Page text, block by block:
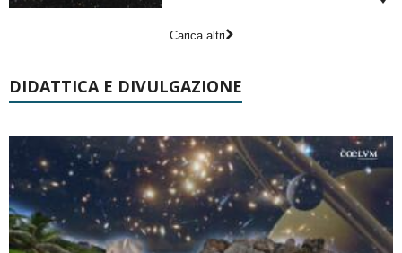
Carica altri
DIDATTICA E DIVULGAZIONE